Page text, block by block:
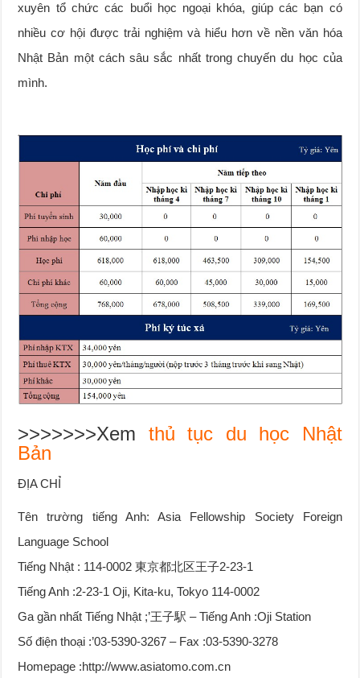
xuyên tổ chức các buổi học ngoại khóa, giúp các bạn có
nhiều cơ hội được trải nghiệm và hiểu hơn về nền văn hóa
Nhật Bản một cách sâu sắc nhất trong chuyến du học của
mình.
>>>>>>>Xem thủ tục du học Nhật
Bản
ĐỊA CHỈ
Tên trường tiếng Anh: Asia Fellowship Society Foreign
Language School
Tiếng Nhật : 114-0002 東京都北区王子2-23-1
Tiếng Anh :2-23-1 Oji, Kita-ku, Tokyo 114-0002
Ga gần nhất Tiếng Nhật ;’王子駅 – Tiếng Anh :Oji Station
Số điện thoại :’03-5390-3267 – Fax :03-5390-3278
Homepage :http://www.asiatomo.com.cn